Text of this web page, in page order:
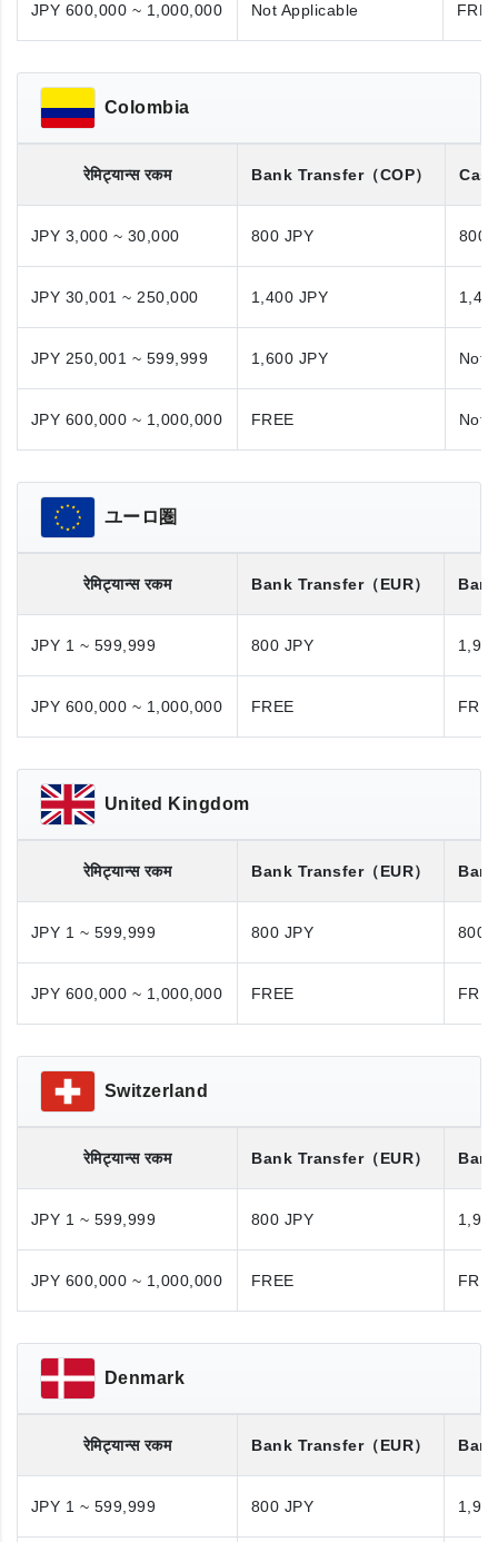
JPY 600,000 ~ 1,000,000 Not Applicable
Colombia
रेमिट्यान्स रकम Bank Transfer（COP）
JPY 3,000 ~ 30,000 800 JPY 800
JPY 30,001 ~ 250,000 1,400 JPY
JPY 250,001 ~ 599,999 1,600 JPY Not
JPY 600,000 ~ 1,000,000 FREE Not
ユーロ圏
रेमिट्यान्स रकम Bank Transfer（EUR）
JPY 1 ~ 599,999 800 JPY
JPY 600,000 ~ 1,000,000 FREE
United Kingdom
रेमिट्यान्स रकम Bank Transfer（EUR）
JPY 1 ~ 599,999 800 JPY 800
JPY 600,000 ~ 1,000,000 FREE
Switzerland
रेमिट्यान्स रकम Bank Transfer（EUR）
JPY 1 ~ 599,999 800 JPY
JPY 600,000 ~ 1,000,000 FREE
Denmark
रेमिट्यान्स रकम Bank Transfer（EUR）
JPY 1 ~ 599,999 800 JPY